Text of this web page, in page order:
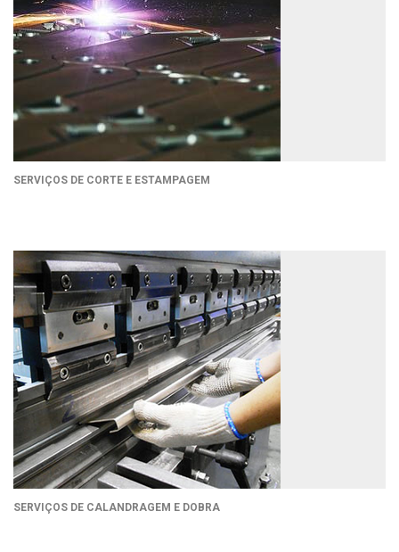
SERVIÇOS DE CORTE E ESTAMPAGEM
SERVIÇOS DE CALANDRAGEM E DOBRA